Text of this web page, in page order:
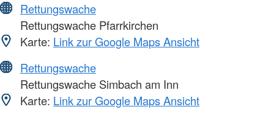
Rettungswache
Rettungswache Pfarrkirchen
Karte: Link zur Google Maps Ansicht
Rettungswache
Rettungswache Simbach am Inn
Karte: Link zur Google Maps Ansicht